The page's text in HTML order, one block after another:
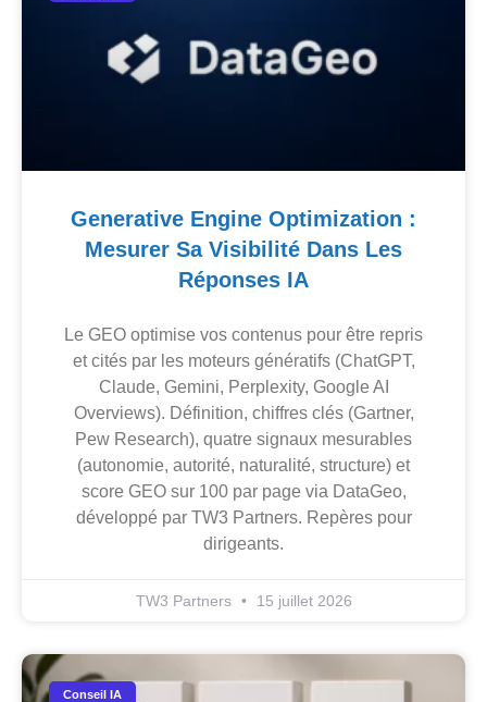
Generative Engine Optimization :
Mesurer Sa Visibilité Dans Les
Réponses IA
Le GEO optimise vos contenus pour être repris
et cités par les moteurs génératifs (ChatGPT,
Claude, Gemini, Perplexity, Google AI
Overviews). Définition, chiffres clés (Gartner,
Pew Research), quatre signaux mesurables
(autonomie, autorité, naturalité, structure) et
score GEO sur 100 par page via DataGeo,
développé par TW3 Partners. Repères pour
dirigeants.
TW3 Partners 15 juillet 2026
Conseil IA